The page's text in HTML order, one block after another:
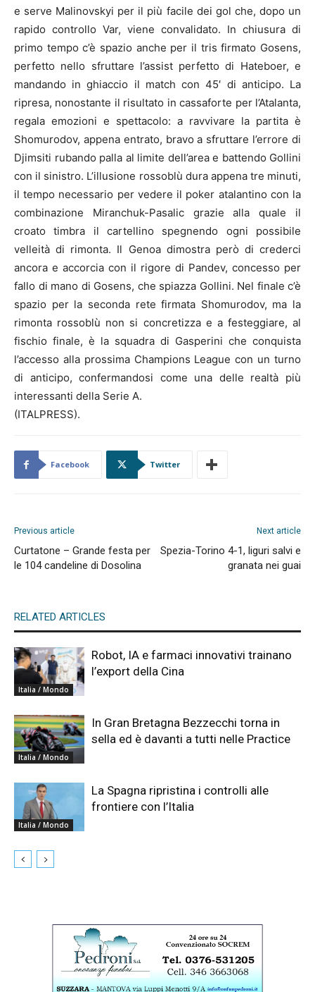
e serve Malinovskyi per il più facile dei gol che, dopo un
rapido controllo Var, viene convalidato. In chiusura di
primo tempo c’è spazio anche per il tris firmato Gosens,
perfetto nello sfruttare l’assist perfetto di Hateboer, e
mandando in ghiaccio il match con 45′ di anticipo. La
ripresa, nonostante il risultato in cassaforte per l’Atalanta,
regala emozioni e spettacolo: a ravvivare la partita è
Shomurodov, appena entrato, bravo a sfruttare l’errore di
Djimsiti rubando palla al limite dell’area e battendo Gollini
con il sinistro. L’illusione rossoblù dura appena tre minuti,
il tempo necessario per vedere il poker atalantino con la
combinazione Miranchuk-Pasalic grazie alla quale il
croato timbra il cartellino spegnendo ogni possibile
velleità di rimonta. Il Genoa dimostra però di crederci
ancora e accorcia con il rigore di Pandev, concesso per
fallo di mano di Gosens, che spiazza Gollini. Nel finale c’è
spazio per la seconda rete firmata Shomurodov, ma la
rimonta rossoblù non si concretizza e a festeggiare, al
fischio finale, è la squadra di Gasperini che conquista
l’accesso alla prossima Champions League con un turno
di anticipo, confermandosi come una delle realtà più
interessanti della Serie A.
(ITALPRESS).
Facebook Twitter
Previous article
Curtatone – Grande festa per
le 104 candeline di Dosolina
Next article
Spezia-Torino 4-1, liguri salvi e
granata nei guai
RELATED ARTICLES
Italia / Mondo
Robot, IA e farmaci innovativi trainano
l’export della Cina
Italia / Mondo
In Gran Bretagna Bezzecchi torna in
sella ed è davanti a tutti nelle Practice
Italia / Mondo
La Spagna ripristina i controlli alle
frontiere con l’Italia